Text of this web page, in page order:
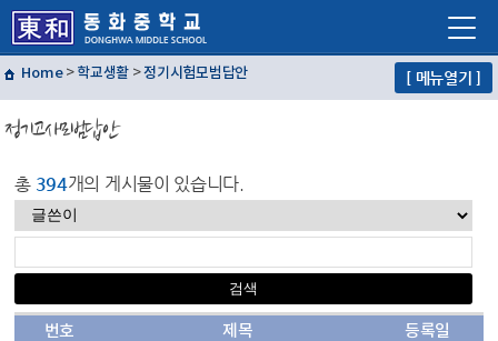
교육프로그램
Home>학교생활 >정기시험모범답안 [ 메뉴열기 ]
정기고사모범답안
총 394개의 게시물이 있습니다.
번호 제목 등록일